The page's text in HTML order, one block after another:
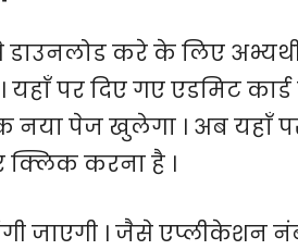
डाउनलोड करे के लिए
पर दिए गए एडमिट
पेज खुलेगा । अब यहाँ
क्लिक करना है ।
जाएगी । जैसे एप्लीकेशन